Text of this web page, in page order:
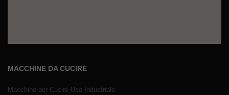
MACCHINE DA CUCIRE
Macchine per Cucire Uso Industriale